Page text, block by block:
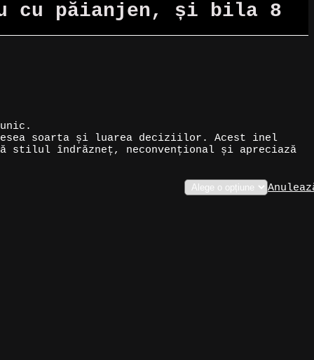
cu păianjen, și bila 8
soarta și luarea deciziilor. Acest inel
stilul îndrăzneț, neconvențional și apreciază